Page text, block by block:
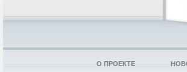
О ПРОЕКТЕ